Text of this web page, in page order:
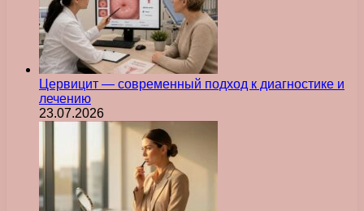
Цервицит — современный подход к диагностике и
лечению
23.07.2026